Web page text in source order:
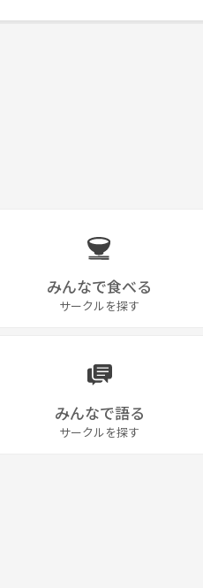
みんなで食べる
サークルを探す
みんなで語る
サークルを探す